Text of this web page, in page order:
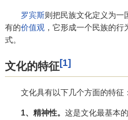
罗宾斯则把民族文化定义为一
有的价值观 ，它形成一个民族的
式。
文化的特征[1]
文化具有以下几个方面的特征：
1、精神性。 这是文化最基本